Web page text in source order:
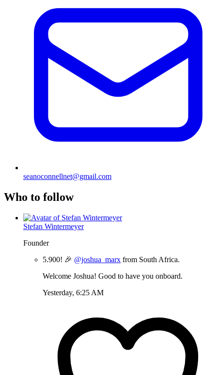
seanoconnellnet@gmail.com
Who to follow
Stefan Wintermeyer
Founder
5.900! 🎉 @joshua_marx from South Africa.
Welcome Joshua! Good to have you onboard.
Yesterday, 6:25 AM